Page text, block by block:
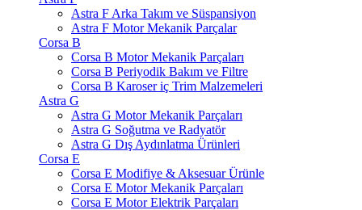
Astra F Arka Takım ve Süspansiyon
Astra F Motor Mekanik Parçalar
Corsa B
Corsa B Motor Mekanik Parçaları
Corsa B Periyodik Bakım ve Filtre
Corsa B Karoser iç Trim Malzemeleri
Astra G
Astra G Motor Mekanik Parçaları
Astra G Soğutma ve Radyatör
Astra G Dış Aydınlatma Ürünleri
Corsa E
Corsa E Modifiye & Aksesuar Ürünle
Corsa E Motor Mekanik Parçaları
Corsa E Motor Elektrik Parçaları